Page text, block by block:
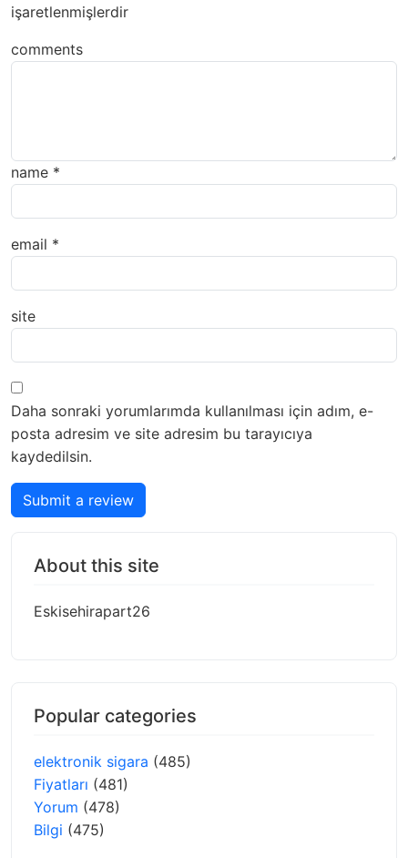
işaretlenmişlerdir
comments
name *
email *
site
Daha sonraki yorumlarımda kullanılması için adım, e-
posta adresim ve site adresim bu tarayıcıya
kaydedilsin.
Submit a review
About this site
Eskisehirapart26
Popular categories
elektronik sigara (485)
Fiyatları (481)
Yorum (478)
Bilgi (475)